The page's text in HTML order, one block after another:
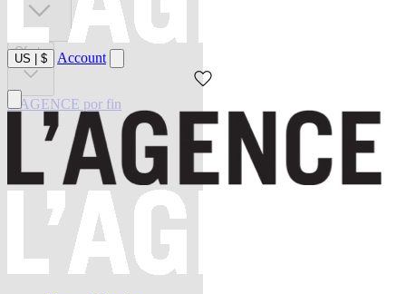
US $ Account
Oferta
L'AGENCE por fin